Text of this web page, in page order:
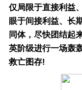
仅局限于直接利益
眼于间接利益、长
同体，尽快团结起
英阶级进行一场轰
救亡图存!